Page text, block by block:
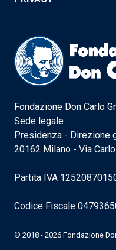
Fondazione Don Carlo
Sede legale
Presidenza - Direzione
20162 Milano - Via
Partita IVA
Codice Fiscale
© 2018 - 2026 Fondazione